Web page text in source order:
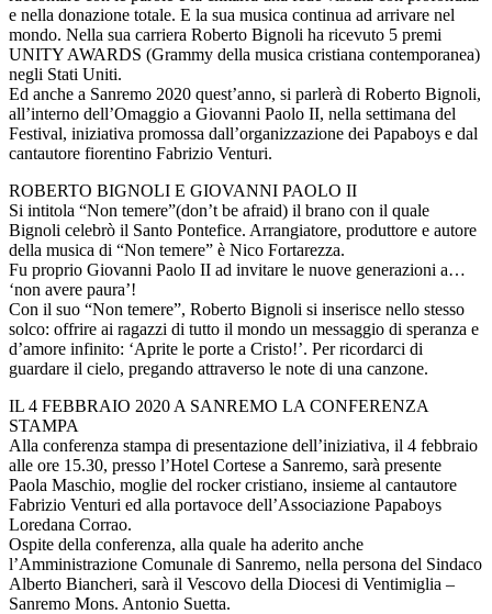
e nella donazione totale. E la sua musica continua ad arrivare nel
mondo. Nella sua carriera Roberto Bignoli ha ricevuto 5 premi
UNITY AWARDS (Grammy della musica cristiana contemporanea)
negli Stati Uniti.
Ed anche a Sanremo 2020 quest’anno, si parlerà di Roberto Bignoli,
all’interno dell’Omaggio a Giovanni Paolo II, nella settimana del
Festival, iniziativa promossa dall’organizzazione dei Papaboys e dal
cantautore fiorentino Fabrizio Venturi.
ROBERTO BIGNOLI E GIOVANNI PAOLO II
Si intitola “Non temere”(don’t be afraid) il brano con il quale
Bignoli celebrò il Santo Pontefice. Arrangiatore, produttore e autore
della musica di “Non temere” è Nico Fortarezza.
Fu proprio Giovanni Paolo II ad invitare le nuove generazioni a…
‘non avere paura’!
Con il suo “Non temere”, Roberto Bignoli si inserisce nello stesso
solco: offrire ai ragazzi di tutto il mondo un messaggio di speranza e
d’amore infinito: ‘Aprite le porte a Cristo!’. Per ricordarci di
guardare il cielo, pregando attraverso le note di una canzone.
IL 4 FEBBRAIO 2020 A SANREMO LA CONFERENZA
STAMPA
Alla conferenza stampa di presentazione dell’iniziativa, il 4 febbraio
alle ore 15.30, presso l’Hotel Cortese a Sanremo, sarà presente
Paola Maschio, moglie del rocker cristiano, insieme al cantautore
Fabrizio Venturi ed alla portavoce dell’Associazione Papaboys
Loredana Corrao.
Ospite della conferenza, alla quale ha aderito anche
l’Amministrazione Comunale di Sanremo, nella persona del Sindaco
Alberto Biancheri, sarà il Vescovo della Diocesi di Ventimiglia –
Sanremo Mons. Antonio Suetta.